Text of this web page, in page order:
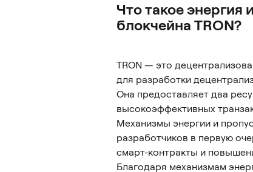
Что такое энергия
блокчейна TRON?
TRON — это
для разработки
Она предоставляет два
высокоэффективных
Механизмы энергии и
разработчиков в первую
смарт-контракты и
Благодаря механизмам